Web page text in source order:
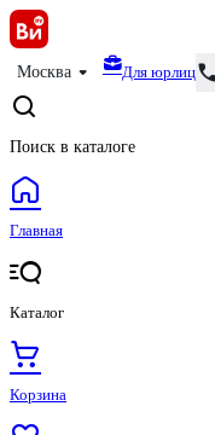
Москва Для юрлиц
Поиск в каталоге
Главная
Каталог
Корзина